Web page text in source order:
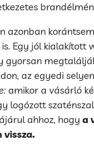
azonban
is. Egy jól kialakított
gyorsan
az egyedi
amikor a vásárló
logózott
ahhoz, hogya
vissza.